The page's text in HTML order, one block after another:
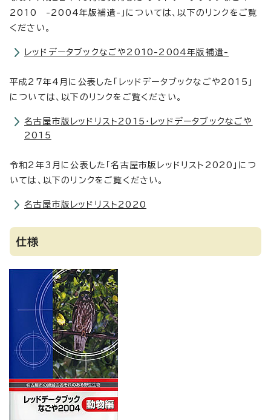
2010 -2004年版補遺-」については、以下のリンクをご覧
ください。
レッドデータブックなごや2010-2004年版補遺-
平成27年4月に公表した「レッドデータブックなごや2015」
については、以下のリンクをご覧ください。
名古屋市版レッドリスト2015・レッドデータブックなごや
2015
令和2年3月に公表した「名古屋市版レッドリスト2020」につ
いては、以下のリンクをご覧ください。
名古屋市版レッドリスト2020
仕様